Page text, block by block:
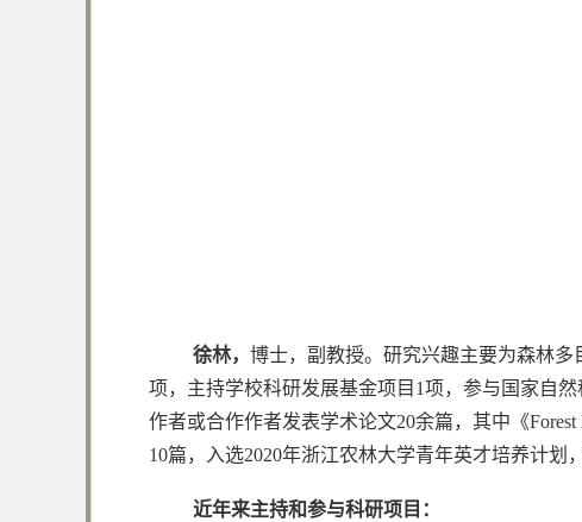
徐林， 博士，副教授。研究兴趣主要为森林
项，主持学校科研发展基金项目1项，参与国家自
作者或合作作者发表学术论文20余篇，其中《Forest
10篇，入选2020年浙江农林大学青年英才培养计
近年来主持和参与科研项目：